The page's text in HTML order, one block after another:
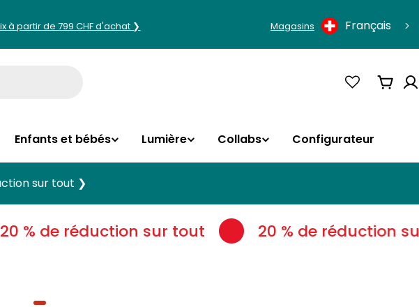
à partir de 799 CHF d'achat ❯ Magasins Français
Panier
Enfants et bébés Lumière Collabs Configurateur
sur tout ❯
20 % de réduction sur tout 20 % de réduction